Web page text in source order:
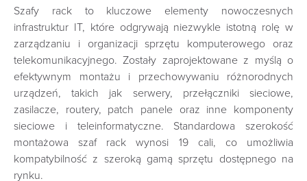
Szafy rack to kluczowe elementy nowoczesnych
infrastruktur IT, które odgrywają niezwykle istotną rolę w
zarządzaniu i organizacji sprzętu komputerowego oraz
telekomunikacyjnego. Zostały zaprojektowane z myślą o
efektywnym montażu i przechowywaniu różnorodnych
urządzeń, takich jak serwery, przełączniki sieciowe,
zasilacze, routery, patch panele oraz inne komponenty
sieciowe i teleinformatyczne. Standardowa szerokość
montażowa szaf rack wynosi 19 cali, co umożliwia
kompatybilność z szeroką gamą sprzętu dostępnego na
rynku.